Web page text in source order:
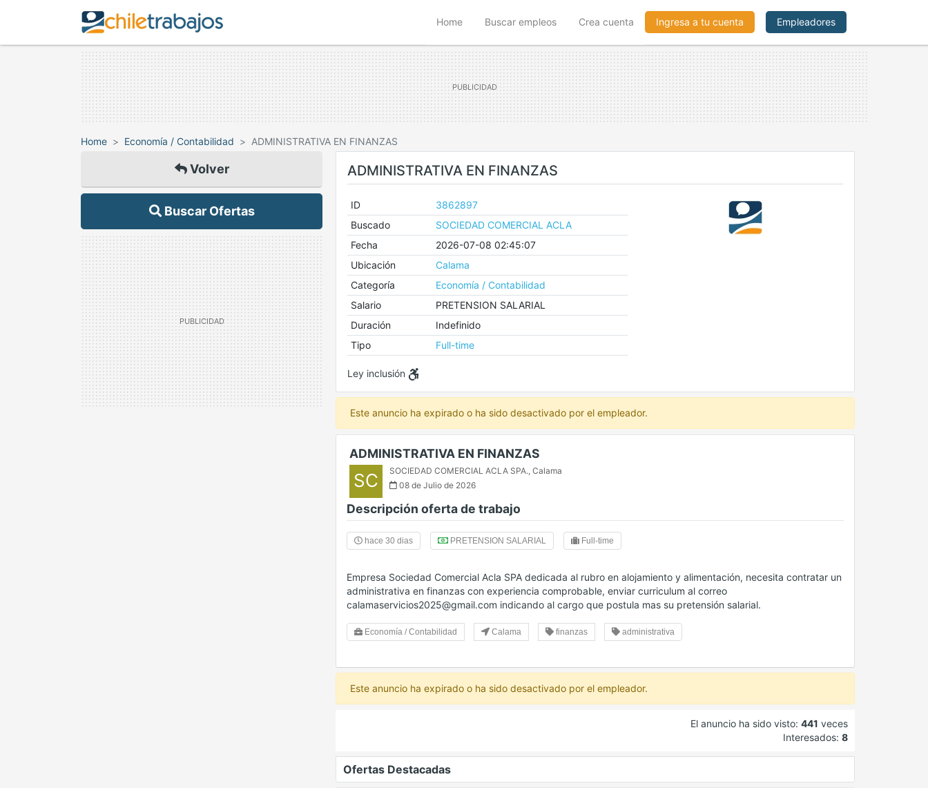
Home(current)Buscar empleos Crea cuenta Ingresa a tu cuenta Empleadores
Home Economía / Contabilidad ADMINISTRATIVA EN FINANZAS
Volver
Buscar Ofertas
ADMINISTRATIVA EN FINANZAS
ID
3862897
Buscado
SOCIEDAD COMERCIAL ACLA
Fecha
2026-07-08 02:45:07
Ubicación
Calama
Categoría
Economía / Contabilidad
Salario
PRETENSION SALARIAL
Duración
Indefinido
Tipo
Full-time
Ley inclusión
Este anuncio ha expirado o ha sido desactivado por el empleador.
ADMINISTRATIVA EN FINANZAS
SC SOCIEDAD COMERCIAL ACLA SPA., Calama
08 de Julio de 2026
Descripción oferta de trabajo
hace 30 dias PRETENSION SALARIAL Full-time
Empresa Sociedad Comercial Acla SPA dedicada al rubro en alojamiento y alimentación, necesita contratar un
administrativa en finanzas con experiencia comprobable, enviar curriculum al correo
calamaservicios2025@gmail.com indicando al cargo que postula mas su pretensión salarial.
Economía / Contabilidad Calama finanzas administrativa
Este anuncio ha expirado o ha sido desactivado por el empleador.
El anuncio ha sido visto: 441 veces
Interesados: 8
Ofertas Destacadas